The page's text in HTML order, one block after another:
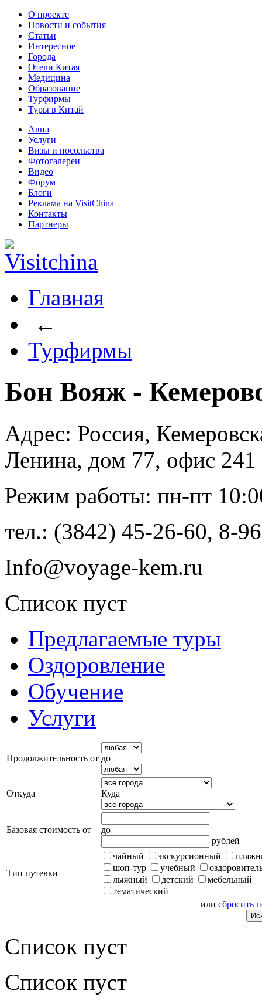
О проекте
Новости и события
Статьи
Интересное
Города
Отели Китая
Медицина
Образование
Турфирмы
Туры в Китай
Авиа
Услуги
Визы и посольства
Фотогалереи
Видео
Форум
Блоги
Реклама на VisitChina
Контакты
Партнеры
Главная
←
Турфирмы
Бон Вояж -
Адрес: Россия,
Ленина, дом 77, офис 241
Режим работы: пн-пт
тел.: (3842) 45-26-60, 8-
Info@voyage-kem.ru
Список пуст
Предлагаемые туры
Оздоровление
Обучение
Услуги
Продолжительность от до
Откуда Куда
Базовая стоимость от
до
рублей
Тип путевки
чайный экскурсионный
шоп-тур
учебный
лыжный
детский
мебельный
тематический
или сбросить
Список пуст
Список пуст